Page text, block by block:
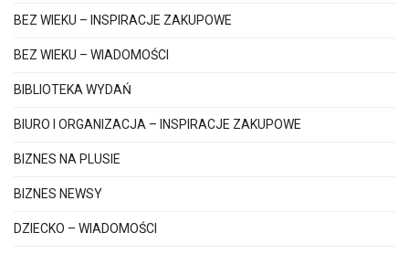
BEZ WIEKU – INSPIRACJE ZAKUPOWE
BEZ WIEKU – WIADOMOŚCI
BIBLIOTEKA WYDAŃ
BIURO I ORGANIZACJA – INSPIRACJE ZAKUPOWE
BIZNES NA PLUSIE
BIZNES NEWSY
DZIECKO – WIADOMOŚCI